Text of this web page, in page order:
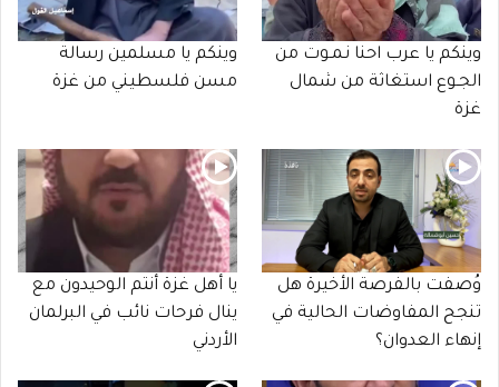
وينكم يا عرب احنا نـمـوت من
الجـوع استغاثة من شمال
غزة
وينكم يا مسلمين رسالة
مسن فلسطيني من غزة
وُصفت بالفرصة الأخيرة هل
تنجح المفاوضات الحالية في
إنهاء العدوان؟
يا أهل غزة أنتم الوحيدون مع
ينال فرحات نائب في البرلمان
الأردني